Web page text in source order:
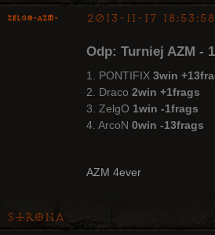
ZelgO-AZM- 2013-11-17 18:53:58
Odp: Turniej AZM -
1. PONTIFIX 3win
2. Draco 2win +1frags
3. ZelgO 1win -1frags
4. ArcoN 0win -13frags
AZM 4ever
Strona